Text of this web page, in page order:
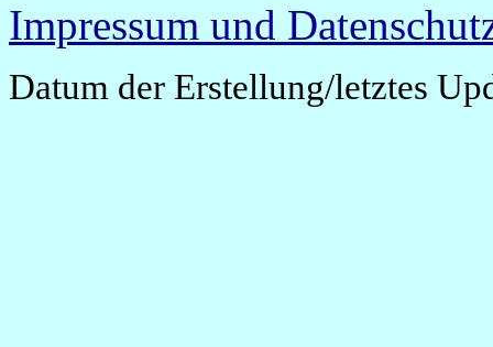
Impressum und
Datum der Erstellung/letztes